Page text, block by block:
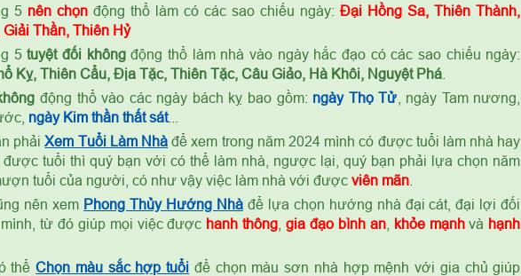
5 nên chọn động thổ làm có các sao chiếu ngày:Đại Hồng Sa, Thiên Thành,
Giải Thần, Thiên Hỷ
5tuyệt đối khôngđộng thổ làm nhà vào ngày hắc đạo có các sao chiếu ngày:
Kỵ, Thiên Cẩu, Địa Tặc, Thiên Tặc, Câu Giảo, Hà Khôi, Nguyệt Phá.
động thổ vào các ngày bách kỵ bao gồm: ngày Thọ Tử , ngày Tam nương,
ngày Kim thần thất sát...
phảiXem Tuổi Làm Nhà để xem trong năm 2024 mình có được tuổi làm nhà hay
được tuổi thì quý bạn với có thể làm nhà, ngược lại, quý bạn phải lựa chọn năm
tuổi của người, có như vậy việc làm nhà với được viên mãn.
nên xem Phong Thủy Hướng Nhàđể lựa chọn hướng nhà đại cát, đại lợi đối
từ đó giúp mọi việc được hanh thông ,gia đạo bình an, khỏe mạnhvà hạnh
thểChọn màu sắc hợp tuổi để chọn màu sơn nhà hợp mệnh với gia chủ giúp